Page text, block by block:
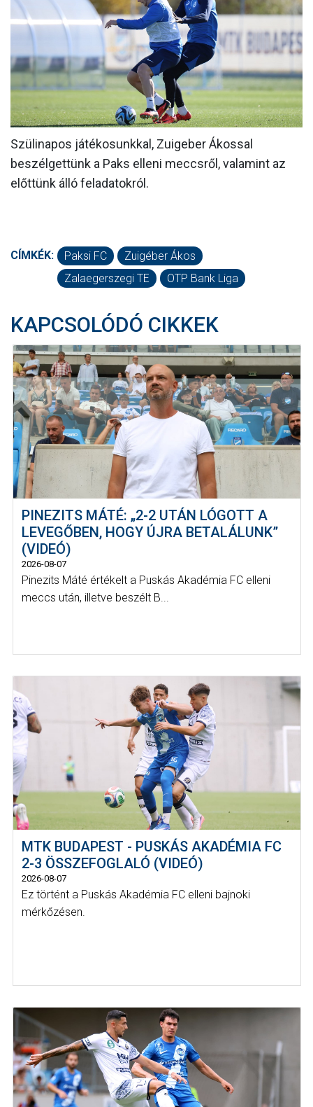
MÉRKŐZÉSEK
KLUB
GALÉRIA
SZURKOLÓI ÉLMÉNYEK
Szülinapos játékosunkkal, Zuigeber Ákossal
beszélgettünk a Paks elleni meccsről, valamint az
előttünk álló feladatokról.
CÍMKÉK: Paksi FC
Zuigéber Ákos
Zalaegerszegi TE
OTP Bank Liga
KAPCSOLÓDÓ CIKKEK
PINEZITS MÁTÉ: „2-2 UTÁN LÓGOTT A
LEVEGŐBEN, HOGY ÚJRA BETALÁLUNK”
(VIDEÓ)
2026-08-07
Pinezits Máté értékelt a Puskás Akadémia FC elleni
meccs után, illetve beszélt B...
MTK BUDAPEST - PUSKÁS AKADÉMIA FC
2-3 ÖSSZEFOGLALÓ (VIDEÓ)
2026-08-07
Ez történt a Puskás Akadémia FC elleni bajnoki
mérkőzésen.